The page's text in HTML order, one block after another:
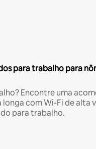
para trabalho para
Encontre uma
longa com Wi-Fi de alta
para trabalho.